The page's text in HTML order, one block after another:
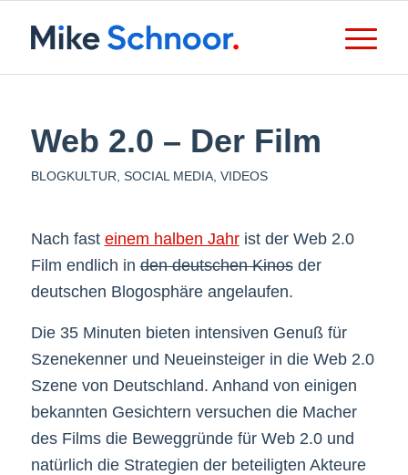
Web 2.0 – Der Film
BLOGKULTUR SOCIAL MEDIA, VIDEOS
Nach fast einem halben Jahrist der Web 2.0
Film endlich inden deutschen Kinosder
deutschen Blogosphäre angelaufen.
Die 35 Minuten bieten intensiven Genuß für
Szenekenner und Neueinsteiger in die Web 2.0
Szene von Deutschland. Anhand von einigen
bekannten Gesichtern versuchen die Macher
des Films die Beweggründe für Web 2.0 und
natürlich die Strategien der beteiligten Akteure